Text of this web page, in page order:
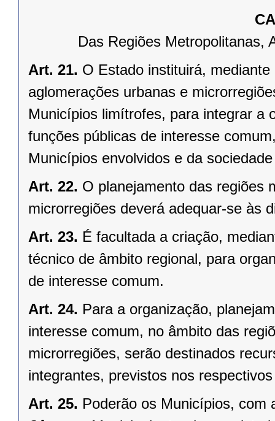
Das Regiões Metropolitanas,
Art. 21. O Estado instituirá,
aglomerações urbanas e
Municípios limítrofes, para integrar a
funções públicas de interesse
Municípios envolvidos e da
Art. 22. O planejamento das regiões
microrregiões deverá adequar-se às
Art. 23. É facultada a criação,
técnico de âmbito regional, para
de interesse comum.
Art. 24. Para a organização,
interesse comum, no âmbito das
microrregiões, serão destinados
integrantes, previstos nos
Art. 25. Poderão os Municípios, com